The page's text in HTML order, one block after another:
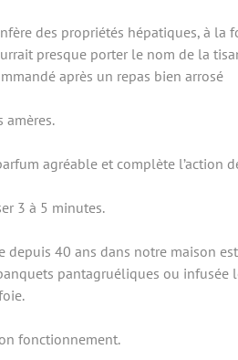
des propriétés hépatiques, à
presque porter le nom de la
après un repas bien arrosé
amères.
agréable et complète l’action
3 à 5 minutes.
40 ans dans notre maison
pantagruéliques ou
fonctionnement.